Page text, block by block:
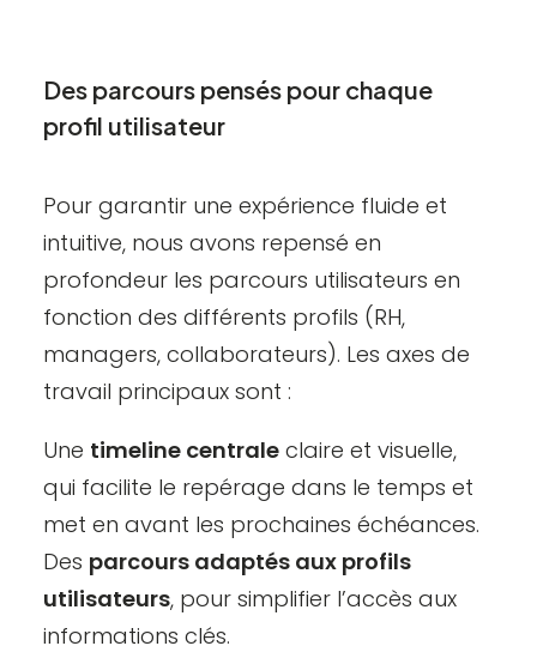
Des parcours pensés pour chaque
profil utilisateur
Pour garantir une expérience fluide et
intuitive, nous avons repensé en
profondeur les parcours utilisateurs en
fonction des différents profils (RH,
managers, collaborateurs). Les axes de
travail principaux sont :
Une timeline centrale claire et visuelle,
qui facilite le repérage dans le temps et
met en avant les prochaines échéances.
Des parcours adaptés aux profils
utilisateurs, pour simplifier l’accès aux
informations clés.